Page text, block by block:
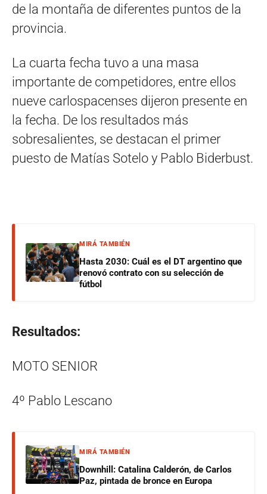
de la montaña de diferentes puntos de la
provincia.
La cuarta fecha tuvo a una masa
importante de competidores, entre ellos
nueve carlospacenses dijeron presente en
la fecha. De los resultados más
sobresalientes, se destacan el primer
puesto de Matías Sotelo y Pablo Biderbust.
MIRÁ TAMBIÉN
Hasta 2030: Cuál es el DT argentino que
renovó contrato con su selección de
fútbol
Resultados:
MOTO SENIOR
4º Pablo Lescano
MIRÁ TAMBIÉN
Downhill: Catalina Calderón, de Carlos
Paz, pintada de bronce en Europa